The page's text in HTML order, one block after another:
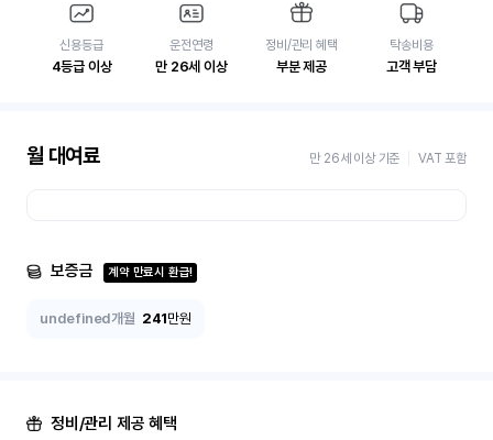
신용등급
4등급 이상
운전연령
만 26세 이상
정비/관리 혜택
부분 제공
탁송비용
고객 부담
월 대여료 만 26세 이상 기준 VAT 포함
보증금 계약 만료시 환급!
undefined개월 241만원
정비/관리 제공 혜택